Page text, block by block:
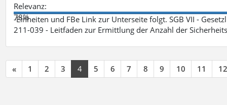
Relevanz:
78%
-Einheiten und FBe Link zur Unterseite folgt. SGB VII -
211-039 - Leitfaden zur Ermittlung der Anzahl der
« 1 2 3 4 5 6 7 8 9 10 11 12